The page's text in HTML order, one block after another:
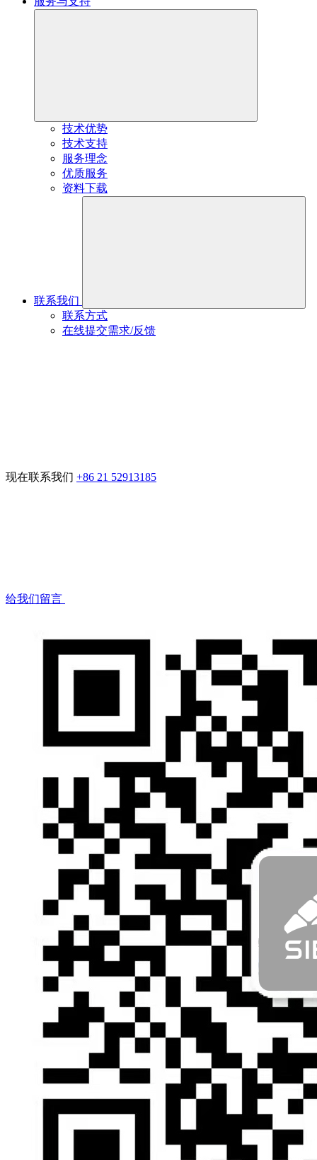
技术优势
技术支持
服务理念
优质服务
资料下载
联系我们
联系方式
在线提交需求/反馈
现在联系我们 +86 21 52913185
给我们留言